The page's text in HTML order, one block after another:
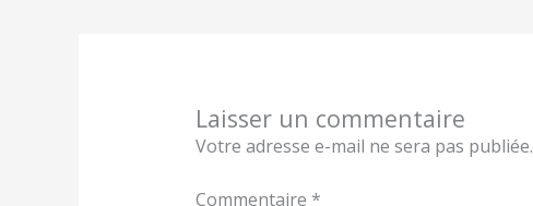
Laisser un commentaire
Votre adresse e-mail ne sera pas publiée.
Commentaire *